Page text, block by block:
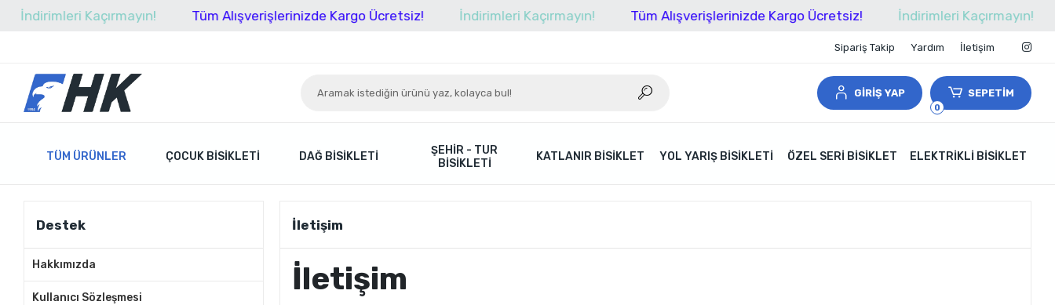
İndirimleri Kaçırmayın! Tüm Alışverişlerinizde Kargo Ücretsiz! İndirimleri Kaçırmayın! Tüm Alışverişlerinizde Kargo Ücretsiz! İndirimleri Kaçırmayın!
Sipariş Takip Yardım İletişim
GİRİŞ YAP
0
SEPETİM
TÜM ÜRÜNLER ÇOCUK BISIKLETI DAĞ BISIKLETI
ŞEHIR - TUR
BISIKLETI
KATLANIR BISIKLET YOL YARIŞ BISIKLETI ÖZEL SERI BISIKLET ELEKTRIKLI BISIKLET
Destek
Hakkımızda
Kullanıcı Sözleşmesi
İletişim
İletişim